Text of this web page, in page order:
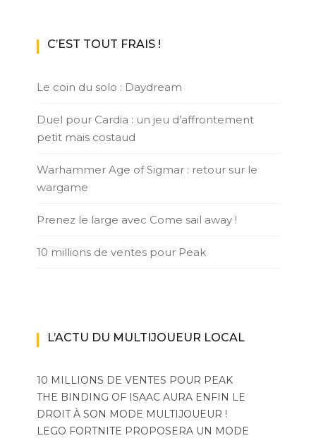
C’EST TOUT FRAIS !
Le coin du solo : Daydream
Duel pour Cardia : un jeu d’affrontement
petit mais costaud
Warhammer Age of Sigmar : retour sur le
wargame
Prenez le large avec Come sail away !
10 millions de ventes pour Peak
L’ACTU DU MULTIJOUEUR LOCAL
10 MILLIONS DE VENTES POUR PEAK
THE BINDING OF ISAAC AURA ENFIN LE
DROIT À SON MODE MULTIJOUEUR !
LEGO FORTNITE PROPOSERA UN MODE